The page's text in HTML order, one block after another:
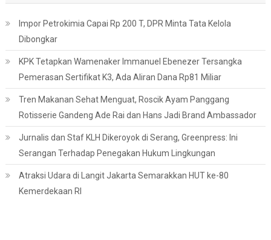
Impor Petrokimia Capai Rp 200 T, DPR Minta Tata Kelola
Dibongkar
KPK Tetapkan Wamenaker Immanuel Ebenezer Tersangka
Pemerasan Sertifikat K3, Ada Aliran Dana Rp81 Miliar
Tren Makanan Sehat Menguat, Roscik Ayam Panggang
Rotisserie Gandeng Ade Rai dan Hans Jadi Brand Ambassador
Jurnalis dan Staf KLH Dikeroyok di Serang, Greenpress: Ini
Serangan Terhadap Penegakan Hukum Lingkungan
Atraksi Udara di Langit Jakarta Semarakkan HUT ke-80
Kemerdekaan RI